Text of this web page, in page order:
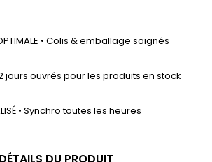
• Colis & emballage soignés
2 jours ouvrés pour les produits en stock
• Synchro toutes les heures